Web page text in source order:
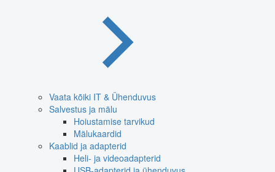
Vaata kõiki IT & Ühenduvus
Salvestus ja mälu
Hoiustamise tarvikud
Mälukaardid
Kaablid ja adapterid
Heli- ja videoadapterid